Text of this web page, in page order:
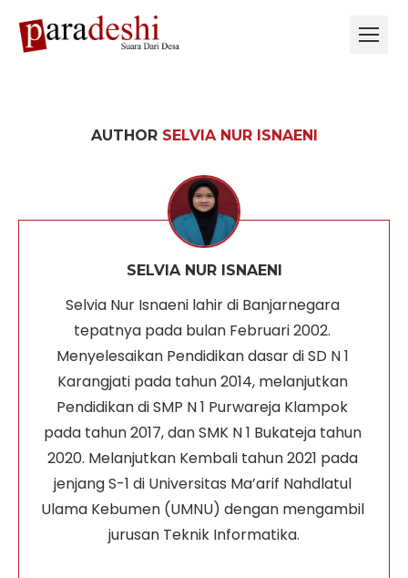
AUTHOR SELVIA NUR ISNAENI
SELVIA NUR ISNAENI
Selvia Nur Isnaeni lahir di Banjarnegara
tepatnya pada bulan Februari 2002.
Menyelesaikan Pendidikan dasar di SD N 1
Karangjati pada tahun 2014, melanjutkan
Pendidikan di SMP N 1 Purwareja Klampok
pada tahun 2017, dan SMK N 1 Bukateja tahun
2020. Melanjutkan Kembali tahun 2021 pada
jenjang S-1 di Universitas Ma’arif Nahdlatul
Ulama Kebumen (UMNU) dengan mengambil
jurusan Teknik Informatika.